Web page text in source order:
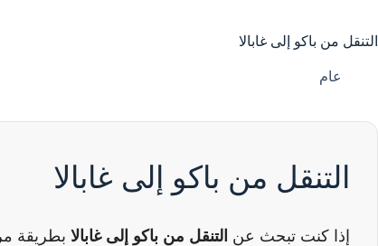
التنقل من باكو إلى غابالا
عام
التنقل من باكو إلى غابالا
إذا كنت تبحث عن التنقل من باكو إلى غابالا بطريقة